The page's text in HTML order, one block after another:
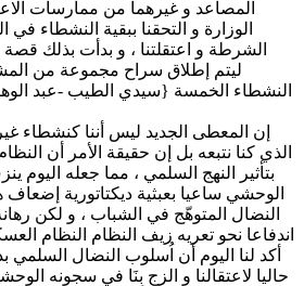
المصاعد و غيرهما من ممارسات
الوزارة و التحقنا ببقية النشطاء
الشرطة و اعتقلتنا ، و بدأت بذلك
ليتم إطلاق سراح مجموعة من
النشطاء الخمسة {سيدي الطيب -عبد
إن المعطى الجديد ليس أننا كنشطاء
الذي كنا نتبعه بل إن حقيقة الأمر أن
بتأثير النهج السلمي ، مما جعله اليوم
الوحشي ساعيا بعبثية ديكتاتورية
النضال المتوهّج في الشباب ، و لكن
اندفاعا نحو تعريه زيف النظام النظام
أكد لنا اليوم أن اُسلوب النضال
حاليا لاعتقالنا و الزج بِنَا في سجونه